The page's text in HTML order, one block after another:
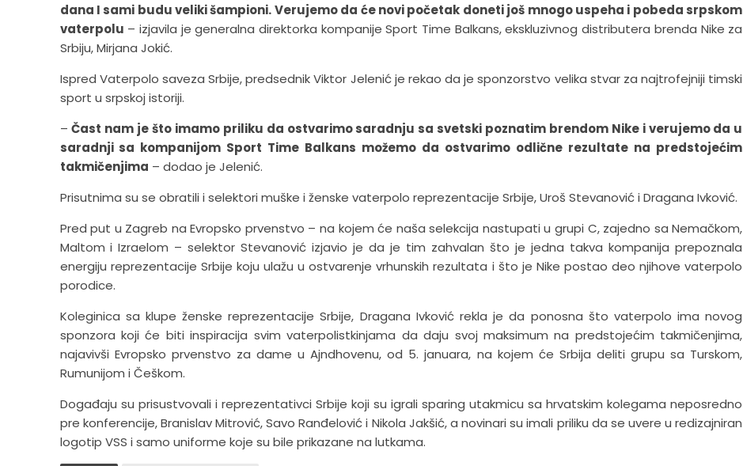
dana I sami budu veliki šampioni. Verujemo da će novi početak doneti još mnogo uspeha i pobeda srpskom
vaterpolu – izjavila je generalna direktorka kompanije Sport Time Balkans, ekskluzivnog distributera brenda Nike za
Srbiju, Mirjana Jokić.
Ispred Vaterpolo saveza Srbije, predsednik Viktor Jelenić je rekao da je sponzorstvo velika stvar za najtrofejniji timski
sport u srpskoj istoriji.
–Čast nam je što imamo priliku da ostvarimo saradnju sa svetski poznatim brendom Nike i verujemo da u
saradnji sa kompanijom Sport Time Balkans možemo da ostvarimo odlične rezultate na predstojećim
takmičenjima – dodao je Jelenić.
Prisutnima su se obratili i selektori muške i ženske vaterpolo reprezentacije Srbije, Uroš Stevanović i Dragana Ivković.
Pred put u Zagreb na Evropsko prvenstvo – na kojem će naša selekcija nastupati u grupi C, zajedno sa Nemačkom,
Maltom i Izraelom – selektor Stevanović izjavio je da je tim zahvalan što je jedna takva kompanija prepoznala
energiju reprezentacije Srbije koju ulažu u ostvarenje vrhunskih rezultata i što je Nike postao deo njihove vaterpolo
porodice.
Koleginica sa klupe ženske reprezentacije Srbije, Dragana Ivković rekla je da ponosna što vaterpolo ima novog
sponzora koji će biti inspiracija svim vaterpolistkinjama da daju svoj maksimum na predstojećim takmičenjima,
najavivši Evropsko prvenstvo za dame u Ajndhovenu, od 5. januara, na kojem će Srbija deliti grupu sa Turskom,
Rumunijom i Češkom.
Događaju su prisustvovali i reprezentativci Srbije koji su igrali sparing utakmicu sa hrvatskim kolegama neposredno
pre konferencije, Branislav Mitrović, Savo Ranđelović i Nikola Jakšić, a novinari su imali priliku da se uvere u redizajniran
logotip VSS i samo uniforme koje su bile prikazane na lutkama.